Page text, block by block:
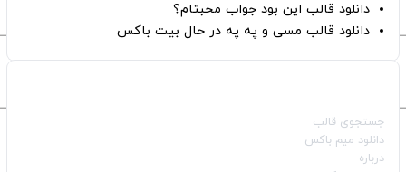
دانلود قالب این بود جواب محبتام؟
دانلود قالب مسی و په په در حال بیت باکس
جستجوی قالب
دانلود میم باکس
درباره